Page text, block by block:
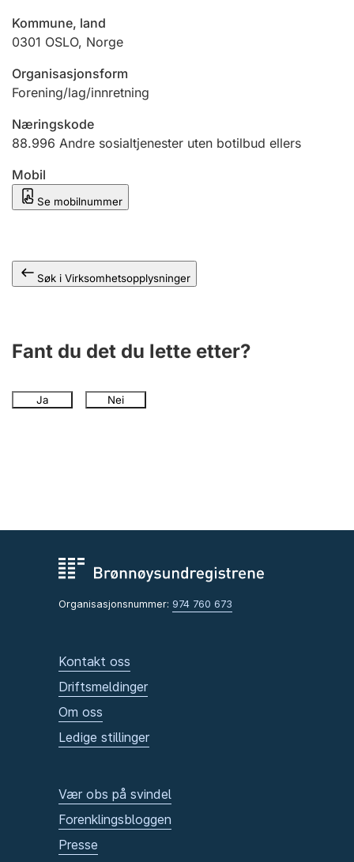
Ektepaktveileder
Offentlig sektor
Kommune, land
0301 OSLO, Norge
Organisasjonsform
Forening/lag/innretning
Næringskode
88.996 Andre sosialtjenester uten botilbud ellers
Mobil
Se mobilnummer
Søk i Virksomhetsopplysninger
Fant du det du lette etter?
Ja Nei
Organisasjonsnummer: 974 760 673
Kontakt oss
Driftsmeldinger
Om oss
Ledige stillinger
Vær obs på svindel
Forenklingsbloggen
Presse